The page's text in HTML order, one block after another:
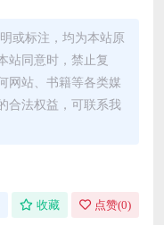
或标注，均为本站原
站同意时，禁止复
网站、书籍等各类媒
合法权益，可联系我
收藏 点赞(0)